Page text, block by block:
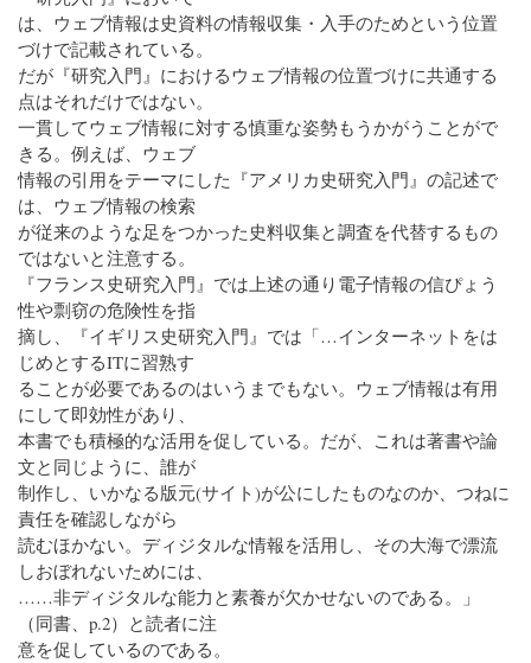
は、ウェブ情報は史資料の情報収集・入手のためという位置
づけで記載されている。
だが『研究入門』におけるウェブ情報の位置づけに共通する
点はそれだけではない。
一貫してウェブ情報に対する慎重な姿勢もうかがうことがで
きる。例えば、ウェブ
情報の引用をテーマにした『アメリカ史研究入門』の記述で
は、ウェブ情報の検索
が従来のような足をつかった史料収集と調査を代替するもの
ではないと注意する。
『フランス史研究入門』では上述の通り電子情報の信ぴょう
性や剽窃の危険性を指
摘し、『イギリス史研究入門』では「…インターネットをは
じめとするITに習熟す
ることが必要であるのはいうまでもない。ウェブ情報は有用
にして即効性があり、
本書でも積極的な活用を促している。だが、これは著書や論
文と同じように、誰が
制作し、いかなる版元(サイト)が公にしたものなのか、つねに
責任を確認しながら
読むほかない。ディジタルな情報を活用し、その大海で漂流
しおぼれないためには、
……非ディジタルな能力と素養が欠かせないのである。」
（同書、p.2）と読者に注
意を促しているのである。